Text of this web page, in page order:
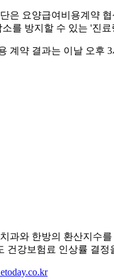
은 요양급여비용계약
를 방지할 수 있는 '진
계약 결과는 이날 오후
과와 한방의 환산지수
건강보험료 인상률 결